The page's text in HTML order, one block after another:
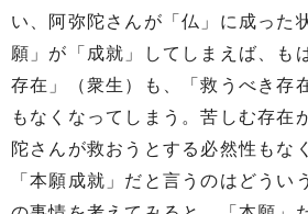
い、阿弥陀さんが「仏」に成った
願」が「成就」してしまえば、も
存在」（衆生）も、「救うべき存
もなくなってしまう。苦しむ存在
陀さんが救おうとする必然性もな
「本願成就」だと言うのはどうい